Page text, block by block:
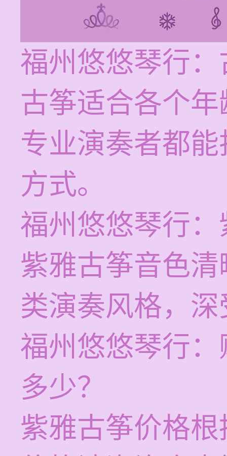
福州悠悠琴行
古筝适合各个
专业演奏者都
方式。
福州悠悠琴行
紫雅古筝音色
类演奏风格，
福州悠悠琴行
多少？
紫雅古筝价格